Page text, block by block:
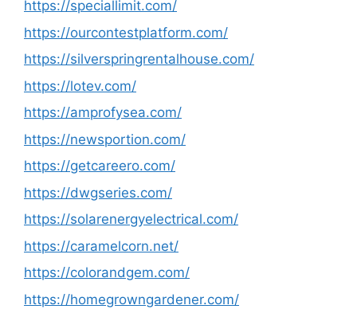
https://speciallimit.com/
https://ourcontestplatform.com/
https://silverspringrentalhouse.com/
https://lotev.com/
https://amprofysea.com/
https://newsportion.com/
https://getcareero.com/
https://dwgseries.com/
https://solarenergyelectrical.com/
https://caramelcorn.net/
https://colorandgem.com/
https://homegrowngardener.com/